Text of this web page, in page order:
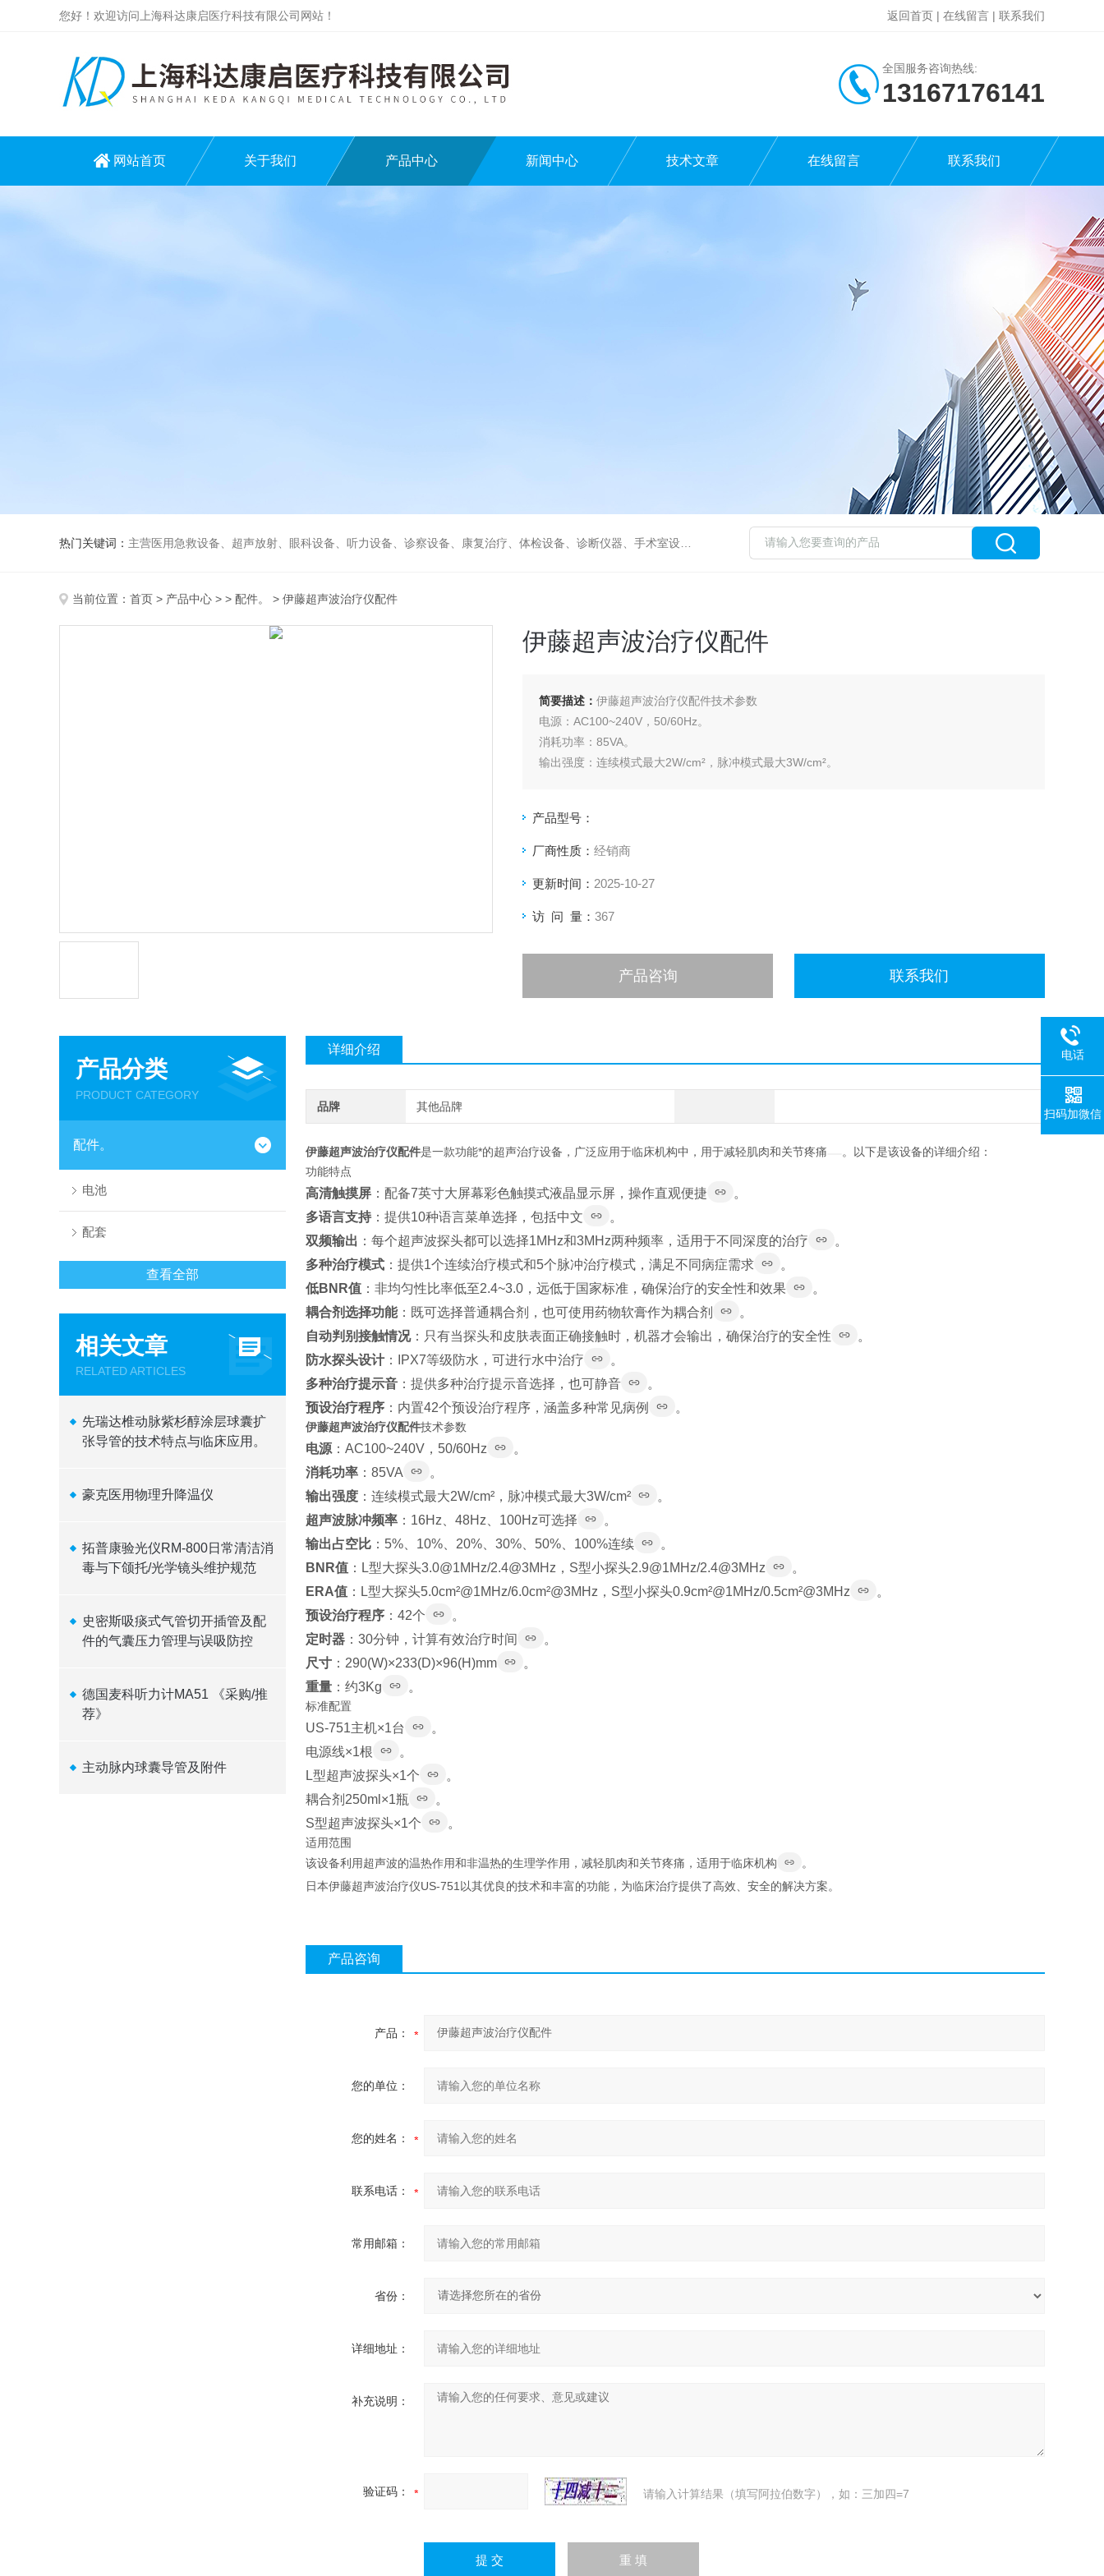
您好！欢迎访问上海科达康启医疗科技有限公司网站！ 返回首页 | 在线留言 | 联系我们
全国服务咨询热线:
13167176141
网站首页 关于我们 产品中心 新闻中心 技术文章 在线留言 联系我们
热门关键词： 主营医用急救设备、超声放射、眼科设备、听力设备、诊察设备、康复治疗、体检设备、诊断仪器、手术室设备急救室、监护设备诊疗室等医疗设备。
当前位置： 首页 > 产品中心 > > 配件。 > 伊藤超声波治疗仪配件
伊藤超声波治疗仪配件
简要描述： 伊藤超声波治疗仪配件技术参数
电源：AC100~240V，50/60Hz。
消耗功率：85VA。
输出强度：连续模式最大2W/cm²，脉冲模式最大3W/cm²。
BNR值：L型大探头3.0@1MHz/2.4@3MHz，S型小探头2.9@1MHz/2.4@3MHz。
ERA值：L
产品型号：
厂商性质： 经销商
更新时间： 2025-10-27
访 问 量： 367
产品咨询 联系我们
产品分类
PRODUCT CATEGORY
配件。
电池
配套
查看全部
相关文章
RELATED ARTICLES
先瑞达椎动脉紫杉醇涂层球囊扩
张导管的技术特点与临床应用。
豪克医用物理升降温仪
拓普康验光仪RM-800日常清洁消
毒与下颌托/光学镜头维护规范
史密斯吸痰式气管切开插管及配
件的气囊压力管理与误吸防控
德国麦科听力计MA51 《采购/推
荐》
主动脉内球囊导管及附件
详细介绍
品牌 其他品牌
伊藤超声波治疗仪配件是一款功能*的超声治疗设备，广泛应用于临床机构中，用于减轻肌肉和关节疼痛
。以下是该设备的详细介绍：
功能特点
高清触摸屏 ：配备7英寸大屏幕彩色触摸式液晶显示屏，操作直观便捷
。
多语言支持 ：提供10种语言菜单选择，包括中文
。
双频输出 ：每个超声波探头都可以选择1MHz和3MHz两种频率，适用于不同深度的治疗
。
多种治疗模式 ：提供1个连续治疗模式和5个脉冲治疗模式，满足不同病症需求
。
低BNR值 ：非均匀性比率低至2.4~3.0，远低于国家标准，确保治疗的安全性和效果
。
耦合剂选择功能：既可选择普通耦合剂，也可使用药物软膏作为耦合剂
。
自动判别接触情况：只有当探头和皮肤表面正确接触时，机器才会输出，确保治疗的安全性
。
防水探头设计：IPX7等级防水，可进行水中治疗
。
多种治疗提示音 ：提供多种治疗提示音选择，也可静音
。
预设治疗程序 ：内置42个预设治疗程序，涵盖多种常见病例 。
伊藤超声波治疗仪配件技术参数
电源 ：AC100~240V，50/60Hz
。
消耗功率 ：85VA
。
输出强度 ：连续模式最大2W/cm²，脉冲模式最大3W/cm²
。
超声波脉冲频率 ：16Hz、48Hz、100Hz可选择
。
输出占空比 ：5%、10%、20%、30%、50%、100%连续
。
BNR值 ：L型大探头3.0@1MHz/2.4@3MHz，S型小探头2.9@1MHz/2.4@3MHz
。
ERA值 ：L型大探头5.0cm²@1MHz/6.0cm²@3MHz，S型小探头0.9cm²@1MHz/0.5cm²@3MHz
。
预设治疗程序 ：42个
。
定时器 ：30分钟，计算有效治疗时间
。
尺寸 ：290(W)×233(D)×96(H)mm
。
重量 ：约3Kg 。
标准配置
US-751主机×1台
。
电源线×1根
。
L型超声波探头×1个
。
耦合剂250ml×1瓶
。
S型超声波探头×1个
。
适用范围
该设备利用超声波的温热作用和非温热的生理学作用，减轻肌肉和关节疼痛，适用于临床机构
。
日本伊藤超声波治疗仪US-751以其优良的技术和丰富的功能，为临床治疗提供了高效、安全的解决方案。
产品咨询
产品：
您的单位：
您的姓名：
联系电话：
常用邮箱：
省份：
详细地址：
补充说明：
验证码： 请输入计算结果（填写阿拉伯数字），如：三加四=7
电话
扫码加微信